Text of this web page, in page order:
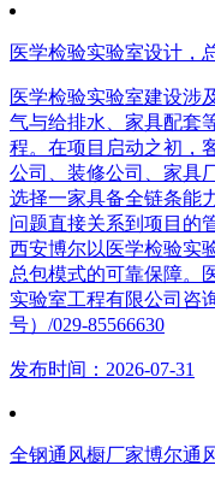
医学检验实验室设计，
医学检验实验室建设涉
气与给排水、家具配套
程。在项目启动之初，
公司、装修公司、家具
选择一家具备全链条能
问题直接关系到项目的
西安博尔以医学检验实
总包模式的可靠保障。
实验室工程有限公司咨
号）/029-85566630
发布时间：2026-07-31
全钢通风橱厂家博尔通